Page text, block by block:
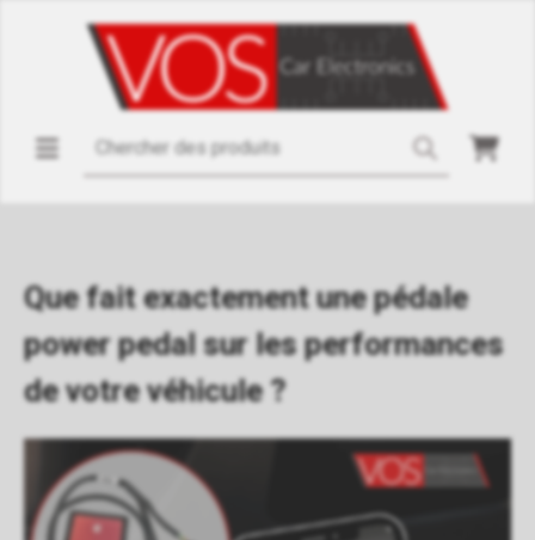
Que fait exactement une pédale
power pedal sur les performances
de votre véhicule ?